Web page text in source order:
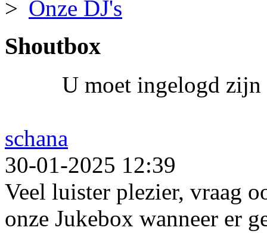
Onze DJ's
Shoutbox
U moet ingelogd zijn
schana
30-01-2025 12:39
Veel luister plezier, vraag
onze Jukebox wanneer er